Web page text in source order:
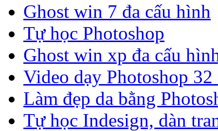
Ghost win 7 đa cấu hình
Tự học Photoshop
Ghost win xp đa cấu
Video dạy Photoshop
Làm đẹp da bằng
Tự học Indesign, dàn